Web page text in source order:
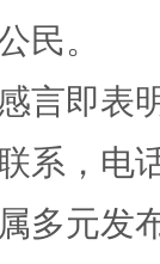
一纸欠
民。
言即表
系，电
多元发